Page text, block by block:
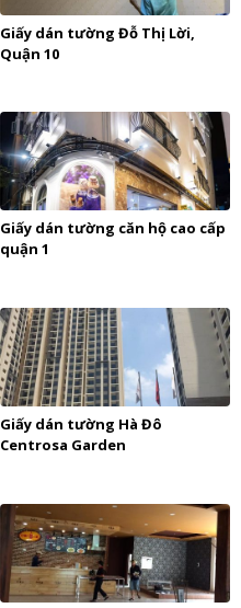
Giấy dán tường Đỗ Thị Lời,
Quận 10
Giấy dán tường căn hộ cao cấp
quận 1
Giấy dán tường Hà Đô
Centrosa Garden